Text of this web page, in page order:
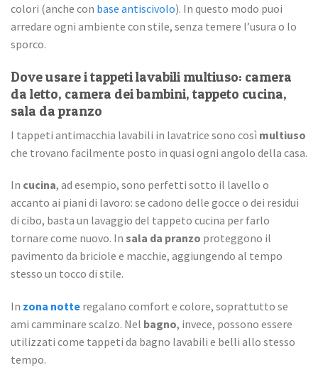
colori (anche con base antiscivolo). In questo modo puoi
arredare ogni ambiente con stile, senza temere l’usura o lo
sporco.
Dove usare i tappeti lavabili multiuso: camera
da letto, camera dei bambini, tappeto cucina,
sala da pranzo
I tappeti antimacchia lavabili in lavatrice sono così multiuso
che trovano facilmente posto in quasi ogni angolo della casa.
In cucina, ad esempio, sono perfetti sotto il lavello o
accanto ai piani di lavoro: se cadono delle gocce o dei residui
di cibo, basta un lavaggio del tappeto cucina per farlo
tornare come nuovo. In sala da pranzo proteggono il
pavimento da briciole e macchie, aggiungendo al tempo
stesso un tocco di stile.
In zona notte regalano comfort e colore, soprattutto se
ami camminare scalzo. Nel bagno, invece, possono essere
utilizzati come tappeti da bagno lavabili e belli allo stesso
tempo.